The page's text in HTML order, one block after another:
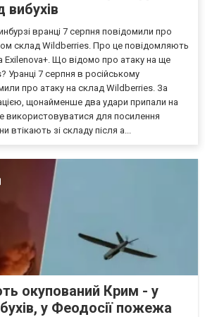
вибухів
вранці 7 серпня повідомили про
склад Wildberries. Про це повідомляють
Exilenova+. Що відомо про атаку на ще
Уранці 7 серпня в російському
про атаку на склад Wildberries. За
щонайменше два удари припали на
використовуватися для посилення
втікають зі складу після а...
окупований Крим - у
у Феодосії пожежа